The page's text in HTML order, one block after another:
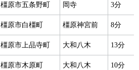
橿原市五条野町 岡寺 3分
橿原市白橿町 橿原神宮前 8分
橿原市上品寺町 大和八木 13分
橿原市木原町 大和八木 10分